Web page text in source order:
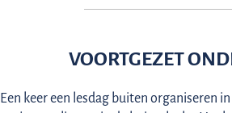
VOORTGEZET
Een keer een lesdag buiten organiseren